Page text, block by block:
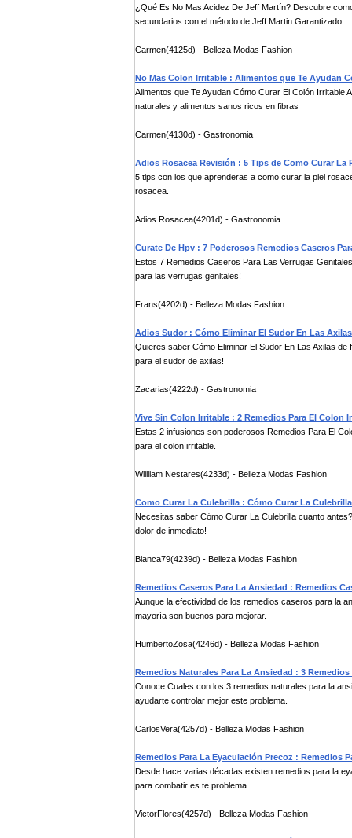
¿Qué Es No Mas Acidez De Jeff Martín? Descubre
secundarios con el método de Jeff Martin Garantizado
Carmen(4125d) - Belleza Modas Fashion
No Mas Colon Irritable : Alimentos que Te Ayudan
Alimentos que Te Ayudan Cómo Curar El Colón
naturales y alimentos sanos ricos en fibras
Carmen(4130d) - Gastronomia
Adios Rosacea Revisión : 5 Tips de Como Curar La
5 tips con los que aprenderas a como curar la piel
rosacea.
Adios Rosacea(4201d) - Gastronomia
Curate De Hpv : 7 Poderosos Remedios Caseros
Estos 7 Remedios Caseros Para Las Verrugas
para las verrugas genitales!
Frans(4202d) - Belleza Modas Fashion
Adios Sudor : Cómo Eliminar El Sudor En Las
Quieres saber Cómo Eliminar El Sudor En Las Axilas
para el sudor de axilas!
Zacarias(4222d) - Gastronomia
Vive Sin Colon Irritable : 2 Remedios Para El Colon
Estas 2 infusiones son poderosos Remedios Para El
para el colon irritable.
Wlilliam Nestares(4233d) - Belleza Modas Fashion
Como Curar La Culebrilla : Cómo Curar La
Necesitas saber Cómo Curar La Culebrilla cuanto
dolor de inmediato!
Blanca79(4239d) - Belleza Modas Fashion
Remedios Caseros Para La Ansiedad : Remedios
Aunque la efectividad de los remedios caseros para la
mayoría son buenos para mejorar.
HumbertoZosa(4246d) - Belleza Modas Fashion
Remedios Naturales Para La Ansiedad : 3
Conoce Cuales con los 3 remedios naturales para la
ayudarte controlar mejor este problema.
CarlosVera(4257d) - Belleza Modas Fashion
Remedios Para La Eyaculación Precoz : Remedios
Desde hace varias décadas existen remedios para la
para combatir es te problema.
VictorFlores(4257d) - Belleza Modas Fashion